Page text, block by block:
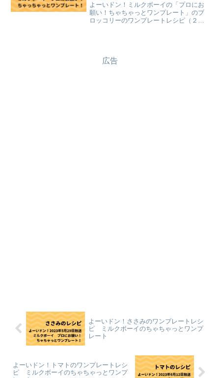
よーいドン！ミルクボーイの「プロにお
願い！ちゃちゃっとワンプレート」のブ
ロッコリーのワンプレートレシピ（２０
広告
よーいドン！ささみのワンプレートレシ
ピ ミルクボーイのちゃちゃっとワンプ
レート
よーいドン！トマトのワンプレートレシ
ピ ミルクボーイのちゃちゃっとワンプ